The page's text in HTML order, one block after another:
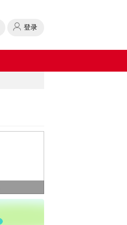
登录